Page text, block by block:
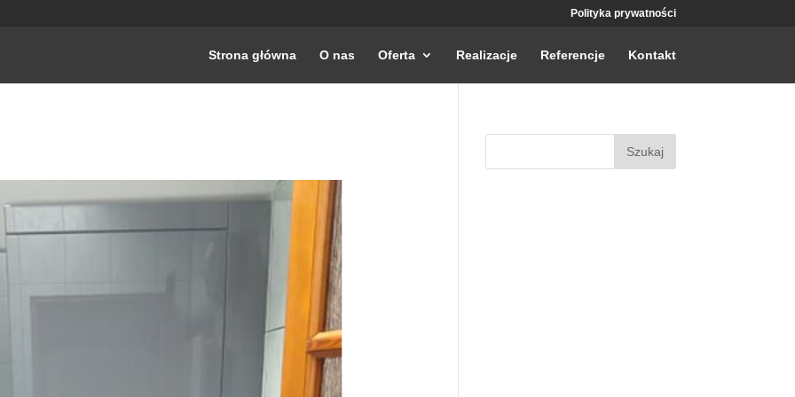
Polityka prywatności
Strona główna O nas Oferta Realizacje Referencje Kontakt
Szukaj: